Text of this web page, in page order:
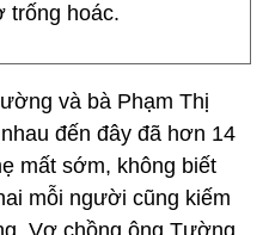
trống hoác.
và bà Phạm Thị
đến đây đã hơn 14
mất sớm, không biết
mỗi người cũng kiếm
Vợ chồng ông Tường